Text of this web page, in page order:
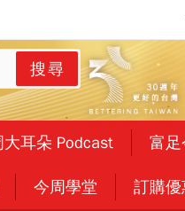
搜尋
大耳朵 Podcast 富足
今周學堂 訂購優